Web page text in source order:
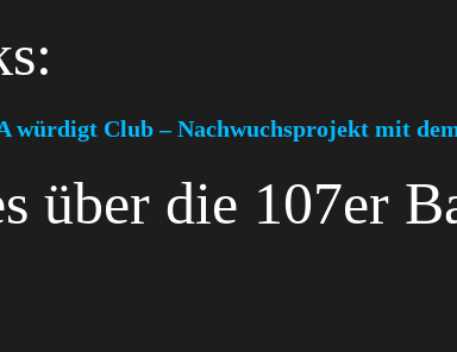
würdigt Club – Nachwuchsprojekt mit
über die 107er